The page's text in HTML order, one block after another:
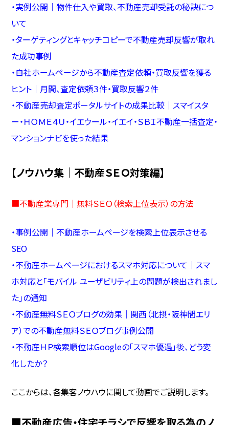
・実例公開｜物件仕入や買取、不動産売却受託の秘訣につ
いて
・ターゲティングとキャッチコピーで不動産売却反響が取れ
た成功事例
・自社ホームページから不動産査定依頼・買取反響を獲る
ヒント｜月間、査定依頼３件・買取反響２件
・不動産売却査定ポータルサイトの成果比較｜スマイスタ
ー・ＨＯＭＥ４Ｕ・イエウール・イエイ・ＳＢＩ不動産一括査定・
マンションナビを使った結果
【ノウハウ集｜不動産ＳＥＯ対策編】
■不動産業専門｜無料ＳＥＯ（検索上位表示）の方法
・事例公開｜不動産ホームページを検索上位表示させる
SEO
・不動産ホームページにおけるスマホ対応について｜スマ
ホ対応と「モバイル ユーザビリティ上の問題が検出されまし
た」の通知
・不動産無料ＳＥＯブログの効果｜関西（北摂・阪神間エリ
ア）での不動産無料ＳＥＯブログ事例公開
・不動産ＨＰ検索順位はGoogleの「スマホ優遇」後、どう変
化したか？
ここからは、各集客ノウハウに関して動画でご説明します。